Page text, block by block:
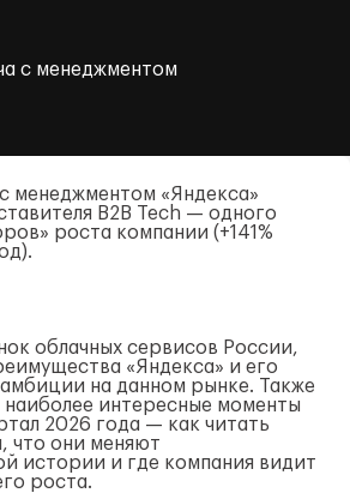
с менеджментом
с менеджментом «Яндекса»
B2B Tech — одного
роста компании (+141%
облачных сервисов России,
«Яндекса» и его
на данном рынке. Также
интересные моменты
2026 года — как читать
что они меняют
истории и где компания видит
роста.